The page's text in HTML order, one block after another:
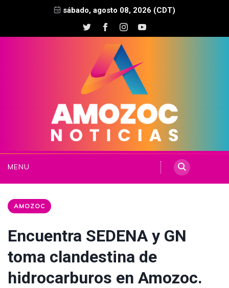
sábado, agosto 08, 2026 (CDT)
MENU
AMOZOC
Encuentra SEDENA y GN
toma clandestina de
hidrocarburos en Amozoc.